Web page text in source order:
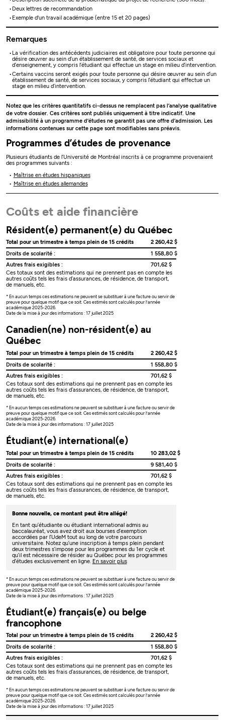
Deux lettres de recommandation
Exemple d'un travail académique (entre 15 et 20 pages)
Remarques
La vérification des antécédents judiciaires est obligatoire pour toute personne qui
désire œuvrer au sein d’un établissement de santé, de services sociaux et
d’enseignement, y compris l’étudiant qui effectue un stage en milieu d’intervention.
Certains vaccins seront exigés pour toute personne qui désire œuvrer au sein d’un
établissement de santé, de services sociaux, y compris l’étudiant qui effectue un
stage en milieu d’intervention.
Notez que les critères quantitatifs ci-dessus ne remplacent pas l’analyse qualitative
de votre dossier. Ces critères sont publiés uniquement à titre indicatif. Une
admissibilité à un programme d’études ne garantit pas une offre d’admission. Les
informations contenues sur cette page sont modifiables sans préavis.
Programmes d’études de provenance
Plusieurs étudiants de l’Université de Montréal inscrits à ce programme provenaient
des programmes suivants :
Maîtrise en études hispaniques
Maîtrise en études allemandes
Coûts et aide financière
Résident(e) permanent(e) du Québec
Total pour un trimestre à temps plein de 15 crédits
2 260,42 $
Droits de scolarité :
1 558,80 $
Autres frais exigibles :
701,62 $
Ces totaux sont des estimations qui ne prennent pas en compte les
autres coûts tels les frais d’assurances, de résidence, de transport,
de manuels, etc.
* En aucun temps ces estimations ne peuvent se substituer à une facture ou servir de
preuve pour quelque motif que ce soit. Ces estimés sont calculés pour l’année
académique 2025-2026.
Date de la mise à jour des informations : 17 juillet 2025
Canadien(ne) non-résident(e) au
Québec
Total pour un trimestre à temps plein de 15 crédits
2 260,42 $
Droits de scolarité :
1 558,80 $
Autres frais exigibles :
701,62 $
Ces totaux sont des estimations qui ne prennent pas en compte les
autres coûts tels les frais d’assurances, de résidence, de transport,
de manuels, etc.
* En aucun temps ces estimations ne peuvent se substituer à une facture ou servir de
preuve pour quelque motif que ce soit. Ces estimés sont calculés pour l’année
académique 2025-2026.
Date de la mise à jour des informations : 17 juillet 2025
Étudiant(e) international(e)
Total pour un trimestre à temps plein de 15 crédits
10 283,02 $
Droits de scolarité :
9 581,40 $
Autres frais exigibles :
701,62 $
Ces totaux sont des estimations qui ne prennent pas en compte les
autres coûts tels les frais d’assurances, de résidence, de transport,
de manuels, etc.
Bonne nouvelle, ce montant peut être allégé!
En tant qu’étudiante ou étudiant international admis au
baccalauréat, vous avez droit aux bourses d’exemption
accordées par l’UdeM tout au long de votre parcours
universitaire. Notez qu’une inscription à temps plein pendant
deux trimestres s’impose pour les programmes du 1er cycle et
qu’il est nécessaire de résider au Québec pour les programmes
d’études exclusivement en ligne. En savoir plus
* En aucun temps ces estimations ne peuvent se substituer à une facture ou servir de
preuve pour quelque motif que ce soit. Ces estimés sont calculés pour l’année
académique 2025-2026.
Date de la mise à jour des informations : 17 juillet 2025
Étudiant(e) français(e) ou belge
francophone
Total pour un trimestre à temps plein de 15 crédits
2 260,42 $
Droits de scolarité :
1 558,80 $
Autres frais exigibles :
701,62 $
Ces totaux sont des estimations qui ne prennent pas en compte les
autres coûts tels les frais d’assurances, de résidence, de transport,
de manuels, etc.
* En aucun temps ces estimations ne peuvent se substituer à une facture ou servir de
preuve pour quelque motif que ce soit. Ces estimés sont calculés pour l’année
académique 2025-2026.
Date de la mise à jour des informations : 17 juillet 2025